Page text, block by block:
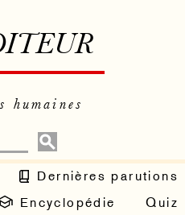
humaines
Dernières parutions
Encyclopédie
Quiz